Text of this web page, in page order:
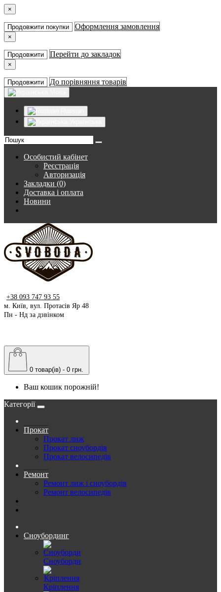
×
Продовжити покупки Оформлення замовлення
×
Продовжити Перейти до закладок
×
Продовжити До порівняння товарів
Особистий кабінет
Реєстрація
Авторизація
Закладки (0)
Доставка і оплата
Новини
+38 093 747 93 55
м. Київ, вул. Протасів Яр 48
Пн - Нд за дзвінком
0 товар(ів) - 0 грн.
Ваш кошик порожній!
Категорії
Прокат
Прокат лиж
Прокат сноубордів
Прокат велосипедів
Ремонт
Ремонт лиж і сноубордів
Ремонт велосипедів
Сноубординг
Сноуборди
Кріплення